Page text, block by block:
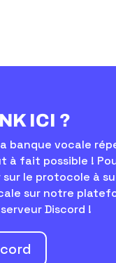
ICI ?
banque vocale
à fait possible !
le protocole à
sur notre
Discord !